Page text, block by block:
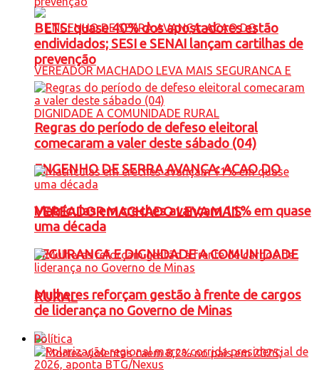
ENGENHO DE SERRA AVANÇA: ACAO DO
VEREADOR MACHADO LEVA MAIS
SEGURANCA E DIGNIDADE A COMUNIDADE
RURAL
BETS: quase 40% dos apostadores estão
endividados; SESI e SENAI lançam cartilhas de
prevenção
Regras do período de defeso eleitoral
comecaram a valer deste sábado (04)
Matrículas em creches avançam 11% em quase
uma década
Mulheres reforçam gestão à frente de cargos
de liderança no Governo de Minas
Política